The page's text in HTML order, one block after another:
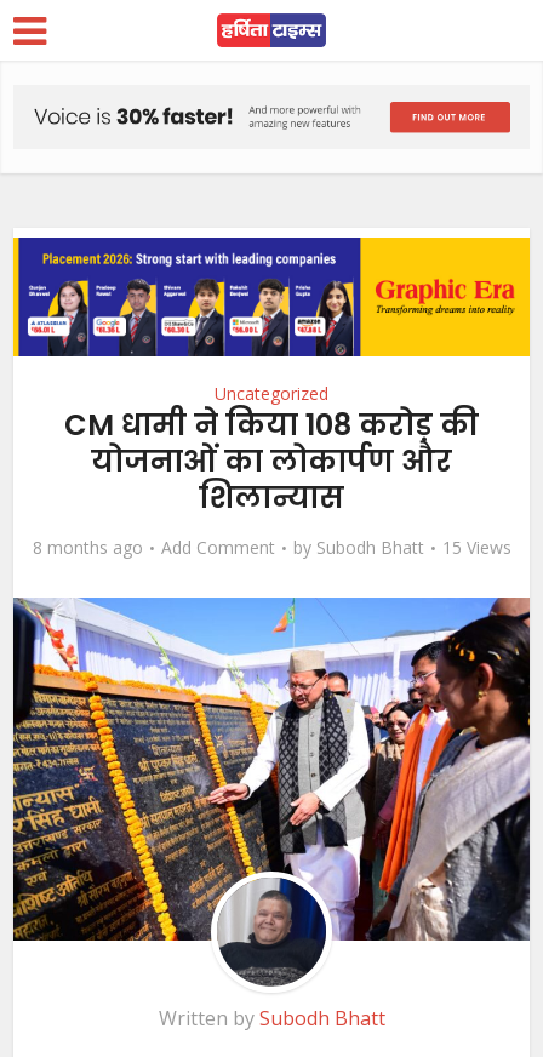
Uncategorized
CM धामी ने किया 108 करोड़ की
योजनाओं का लोकार्पण और
शिलान्यास
8 months ago Add Comment by Subodh Bhatt 15 Views
Written bySubodh Bhatt